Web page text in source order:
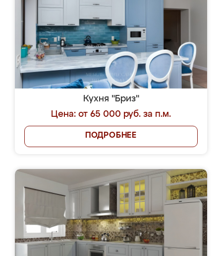
Кухня "Бриз"
Цена: от 65 000 руб. за п.м.
ПОДРОБНЕЕ